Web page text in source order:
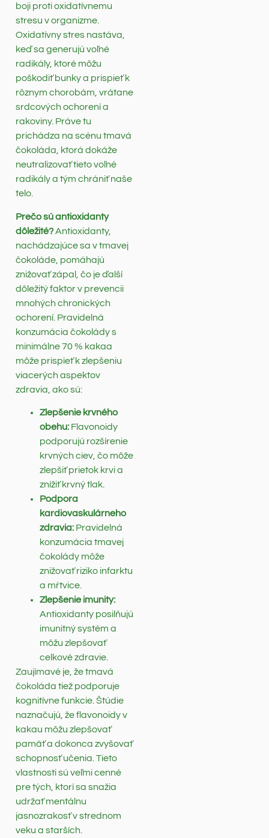
boji proti oxidatívnemu
stresu v organizme.
Oxidatívny stres nastáva,
keď sa generujú voľné
radikály, ktoré môžu
poškodiť bunky a prispieť k
rôznym chorobám, vrátane
srdcových ochorení a
rakoviny. Práve tu
prichádza na scénu tmavá
čokoláda, ktorá dokáže
neutralizovať tieto voľné
radikály a tým chrániť naše
telo.
Prečo sú antioxidanty
dôležité?Antioxidanty,
nachádzajúce sa v tmavej
čokoláde, pomáhajú
znižovať zápal, čo je ďalší
dôležitý faktor v prevencii
mnohých chronických
ochorení. Pravidelná
konzumácia čokolády s
minimálne 70 % kakaa
môže prispieť k zlepšeniu
viacerých aspektov
zdravia, ako sú:
Zlepšenie krvného
obehu: Flavonoidy
podporujú rozšírenie
krvných ciev, čo môže
zlepšiť prietok krvi a
znížiť krvný tlak.
Podpora
kardiovaskulárneho
zdravia: Pravidelná
konzumácia tmavej
čokolády môže
znižovať riziko infarktu
a mŕtvice.
Zlepšenie imunity:
Antioxidanty posilňujú
imunitný systém a
môžu zlepšovať
celkové zdravie.
Zaujímavé je, že tmavá
čokoláda tiež podporuje
kognitívne funkcie. Štúdie
naznačujú, že flavonoidy v
kakau môžu zlepšovať
pamäť a dokonca zvyšovať
schopnosť učenia. Tieto
vlastnosti sú veľmi cenné
pre tých, ktorí sa snažia
udržať mentálnu
jasnozrakosť v strednom
veku a starších.